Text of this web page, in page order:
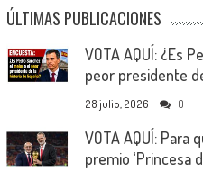
ÚLTIMAS PUBLICACIONES
VOTA AQUÍ: ¿Es
peor presidente
28 julio, 2026 0
VOTA AQUÍ: Para
premio ‘Princesa